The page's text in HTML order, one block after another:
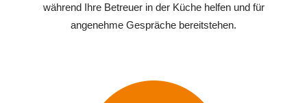
während Ihre Betreuer in der Küche helfen und für
angenehme Gespräche bereitstehen.